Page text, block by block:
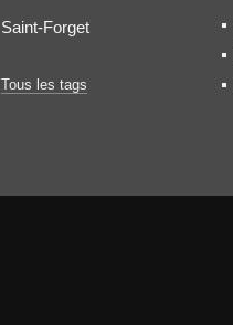
Saint-Forget
Tous les tags